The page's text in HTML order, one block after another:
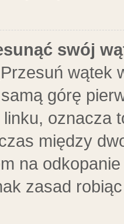
swój
wątek
górę
oznacza
między
na
zasad